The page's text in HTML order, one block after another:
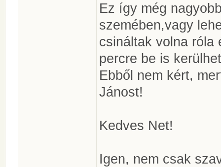
Ez így még
szemében,vagy
csináltak volna róla
percre be is
Ebből nem kért,
Jánost!
Kedves Net!
Igen, nem csak